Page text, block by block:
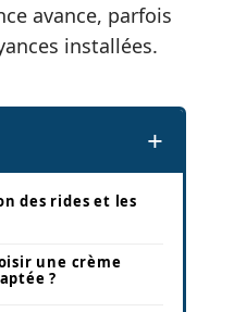
avance, parfois
installées.
des rides et les
une crème
?